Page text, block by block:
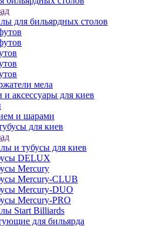
для бильярдных столов
мела
аксессуары для киев
и шарами
для киев
и тубусы для киев
DELUX
Mercury
Mercury-CLUB
Mercury-DUO
Mercury-PRO
Start Billiards
для бильярда